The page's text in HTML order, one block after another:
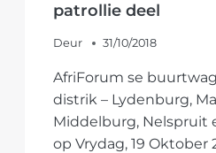
patrollie deel
Deur 31/10/2018
AfriForum se
distrik – Lydenburg,
Middelburg, Nelspruit
op Vrydag, 19 Oktober